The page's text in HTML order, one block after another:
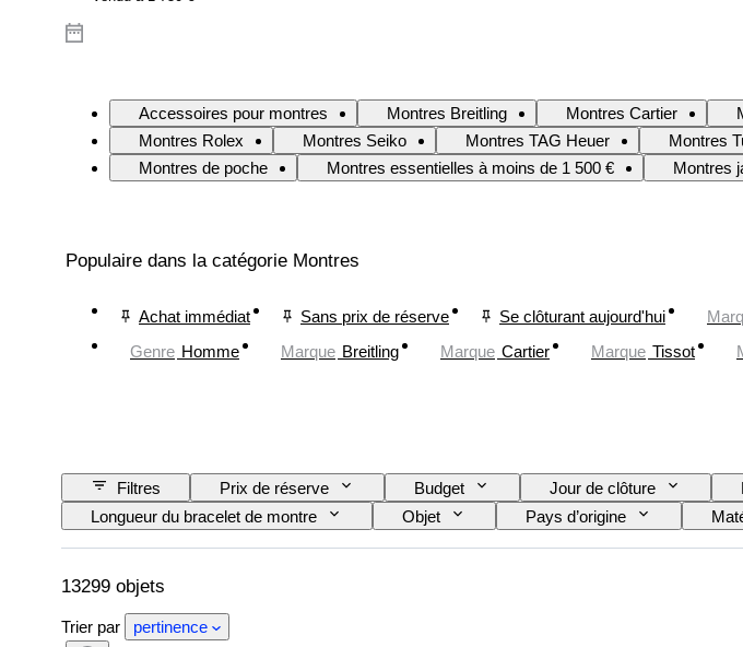
Accessoires pour montres Montres Breitling Montres Cartier
Montres Rolex
Montres Seiko Montres TAG Heuer Montres
Montres de poche
Montres essentielles à moins de 1 500 € Montres
Populaire dans la catégorie Montres
Achat immédiat Sans prix de réserve Se clôturant aujourd'hui
Genre Homme Marque Breitling Marque Cartier Marque Tissot
Filtres Prix de réserve Budget Jour de clôture
Longueur du bracelet de montre
Objet Pays d’origine
Thème
Édition Langue Couleur Mouvement
13299 objets
Trier par pertinence